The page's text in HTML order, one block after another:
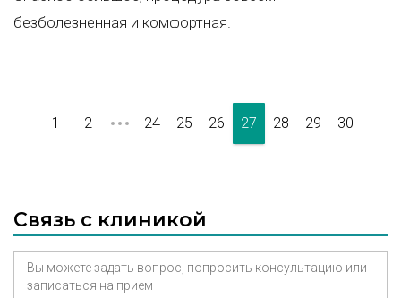
безболезненная и комфортная.
1 2 24 25 26 27 28 29 30
Связь с клиникой